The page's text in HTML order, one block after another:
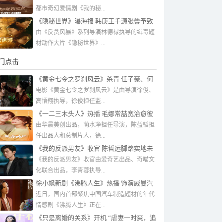
都市奇幻爱情剧《我的秘...
《隐秘世界》曝海报 韩庚王千源张馨予致
敬缉毒英雄
由《反贪风暴》系列导演林德禄执导的缉毒题
材动作大片《隐秘世界》...
点击
《黄金七令之罗刹风云》杀青 任子豪、何
雨宸、李子雄领衔主演
电影《黄金七令之罗刹风云》是由导演徐俊、
高悟翔执导，徐俊担任监...
《一二三木头人》热播 毛娜常喆宽治愈彼
此双向奔赴
由华晨美创出品，蔺水净担任导演，陈益韬担
任出品人和总制片人，徐...
《我的反派男友》收官 陈哲远脚踏实地未
来可期
《我的反派男友》收官由爱奇艺出品、奇喵文
化联合出品，李青蓉执导...
徐小飒新剧《沸腾人生》热播 饰演威曼汽
车公司分公司副总
近日，国内首部聚焦中国汽车制造题材的年代
情感剧《沸腾人生》正在...
《只是离婚的关系》开机 “虐妻一时爽，追